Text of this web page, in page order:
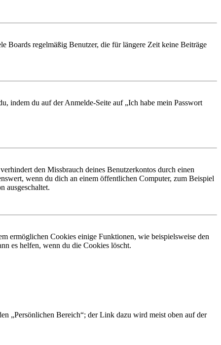
Boards regelmäßig Benutzer, die für längere Zeit keine Beiträge
indem du auf der Anmelde-Seite auf „Ich habe mein Passwort
den Missbrauch deines Benutzerkontos durch einen
wenn du dich an einem öffentlichen Computer, zum Beispiel
ausgeschaltet.
ermöglichen Cookies einige Funktionen, wie beispielsweise den
es helfen, wenn du die Cookies löscht.
„Persönlichen Bereich“; der Link dazu wird meist oben auf der